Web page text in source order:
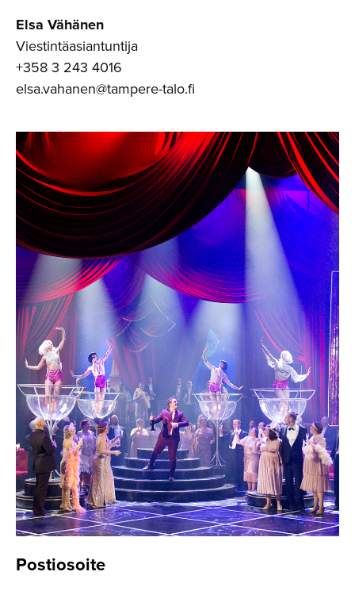
Elsa Vähänen
Viestintäasiantuntija
+358 3 243 4016
elsa.vahanen@tampere-talo.fi
Postiosoite